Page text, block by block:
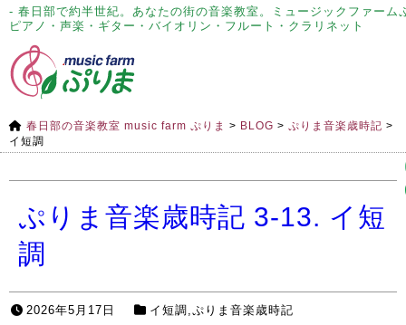
- 春日部で約半世紀。あなたの街の音楽教室。ミュージックファーム
ピアノ・声楽・ギター・バイオリン・フルート・クラリネット
春日部の音楽教室 music farm ぷりま > BLOG > ぷりま音楽歳時記 >
イ短調
ぷりま音楽歳時記 3-13. イ短
調
2026年5月17日 イ短調 ,ぷりま音楽歳時記